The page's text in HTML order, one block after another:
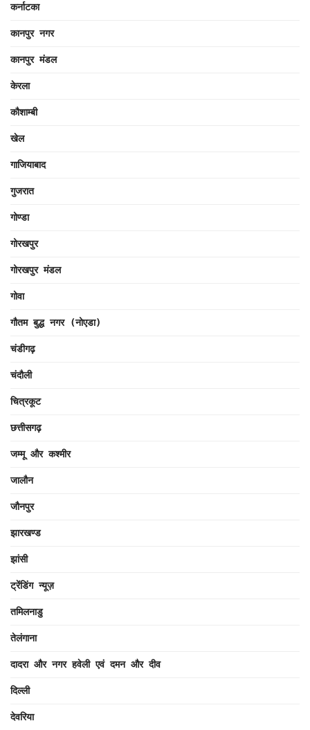
कर्नाटका
कानपुर नगर
कानपुर मंडल
केरला
कौशाम्बी
खेल
गाजियाबाद
गुजरात
गोण्डा
गोरखपुर
गोरखपुर मंडल
गोवा
गौतम बुद्ध नगर (नोएडा)
चंडीगढ़
चंदौली
चित्रकूट
छत्तीसगढ़
जम्मू और कश्मीर
जालौन
जौनपुर
झारखण्ड
झांसी
ट्रेंडिंग न्यूज़
तमिलनाडु
तेलंगाना
दादरा और नगर हवेली एवं दमन और दीव
दिल्ली
देवरिया